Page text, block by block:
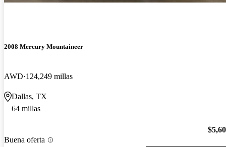
2008 Mercury Mountaineer
AWD 124,249 millas
Dallas, TX
64 millas
Buena oferta